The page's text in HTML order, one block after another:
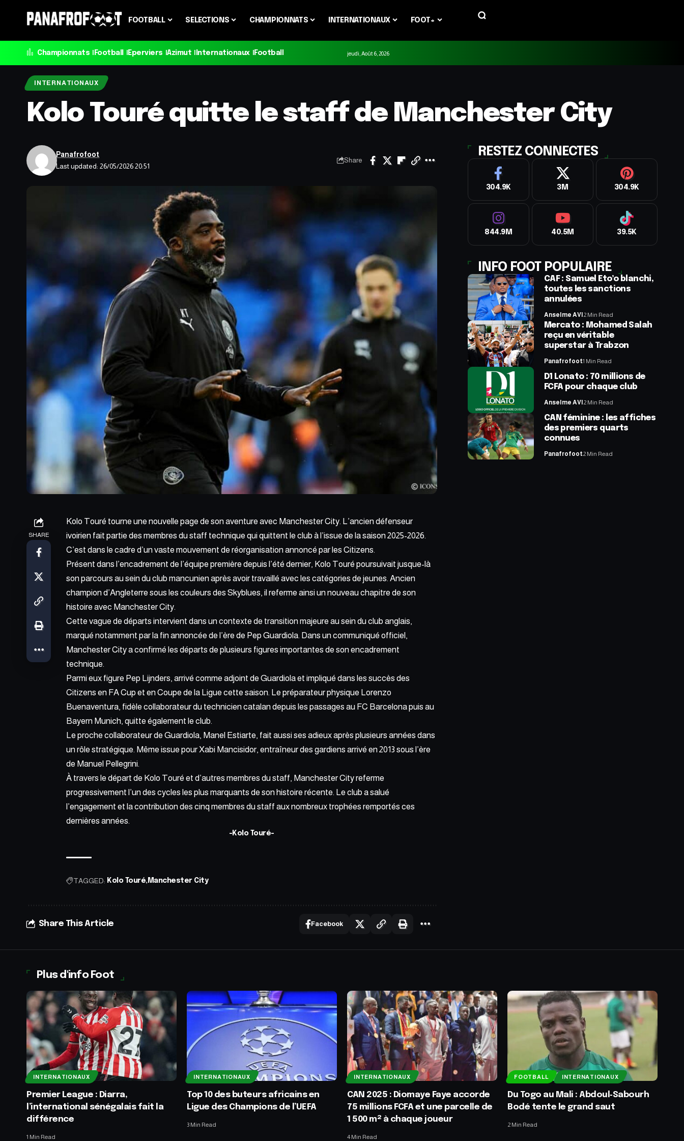
FOOTBALL SELECTIONS CHAMPIONNATS INTERNATIONAUX FOOT+
Championnats Football Eperviers Azimut Internationaux Football jeudi, Août 6, 2026
INTERNATIONAUX
Kolo Touré quitte le staff de Manchester City
Last updated: 26/05/2026 20:51
Panafrofoot
Share
SHARE
Kolo Touré tourne une nouvelle page de son aventure avec Manchester City. L’ancien défenseur
ivoirien fait partie des membres du staff technique qui quittent le club à l’issue de la saison2025-2026.
C’est dans le cadre d’un vaste mouvement de réorganisation annoncé par les Citizens.
Présent dans l’encadrement de l’équipe première depuis l’été dernier, Kolo Touré poursuivait jusque-là
son parcours au sein du club mancunien après avoir travaillé avec les catégories de jeunes. Ancien
champion d’Angleterre sous les couleurs des Skyblues, il referme ainsi un nouveau chapitre de son
histoire avec Manchester City.
Cette vague de départs intervient dans un contexte de transition majeure au sein du club anglais,
marqué notamment par la fin annoncée de l’ère de Pep Guardiola. Dans un communiqué officiel,
Manchester City a confirmé les départs de plusieurs figures importantes de son encadrement
technique.
Parmi eux figure Pep Lijnders, arrivé comme adjoint de Guardiola et impliqué dans les succès des
Citizens en FA Cup et en Coupe de la Ligue cette saison. Le préparateur physique Lorenzo
Buenaventura, fidèle collaborateur du technicien catalan depuis les passages au FC Barcelona puis au
Bayern Munich, quitte également le club.
Le proche collaborateur de Guardiola, Manel Estiarte, fait aussi ses adieuxaprès plusieurs années dans
un rôle stratégique. Même issue pour Xabi Mancisidor, entraîneur des gardiens arrivé en 2013 sous l’ère
de Manuel Pellegrini.
À travers le départ de Kolo Touré et d’autres membres du staff, Manchester City referme
progressivement l’un des cycles les plus marquants de son histoire récente. Le club a salué
l’engagement et la contribution des cinq membres du staff aux nombreux trophées remportés ces
dernières années.
-Kolo Touré-
TAGGED: Kolo Touré Manchester City
Share This Article Facebook
RESTEZ CONNECTES
304.9K 3M 304.9K
844.9M 40.5M 39.5K
INFO FOOT POPULAIRE
CAF : Samuel Eto’o blanchi,
toutes les sanctions
annulées
Anselme AVI 2 Min Read
Mercato : Mohamed Salah
reçu en véritable
superstar à Trabzon
Panafrofoot1 Min Read
D1 Lonato : 70 millions de
FCFA pour chaque club
Anselme AVI 2 Min Read
CAN féminine : les affiches
des premiers quarts
connues
Panafrofoot2 Min Read
Plus d'info Foot
INTERNATIONAUX
Premier League : Diarra,
l’international sénégalais fait la
différence
1 Min Read
INTERNATIONAUX
Top 10 des buteurs africains en
Ligue des Champions de l’UEFA
3 Min Read
INTERNATIONAUX
CAN 2025 : Diomaye Faye accorde
75 millions FCFA et une parcelle de
1 500 m² à chaque joueur
4 Min Read
FOOTBALL INTERNATIONAUX
Du Togo au Mali : Abdoul‑Sabourh
Bodé tente le grand saut
2 Min Read